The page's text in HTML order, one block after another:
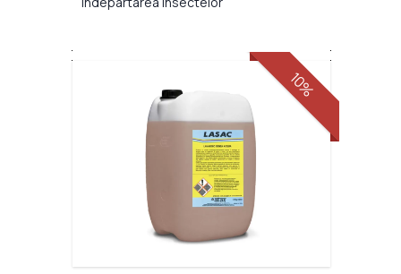
10%